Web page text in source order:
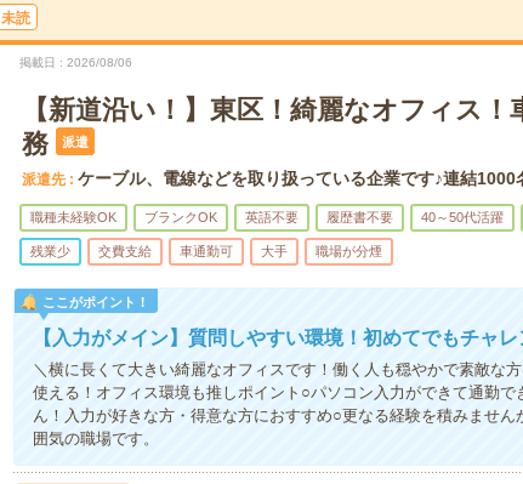
未読
掲載日 2026/08/06
【新道沿い！】東区！綺麗なオフィス
務
派遣
派遣先 ケーブル、電線などを取り扱っている企業です♪連結1000
職種未経験OK ブランクOK 英語不要 履歴書不要 40～50代活躍
残業少 交費支給 車通勤可 大手 職場が分煙
ここがポイント！
【入力がメイン】質問しやすい環境！初めてでもチャレ
＼横に長くて大きい綺麗なオフィスです！働く人も穏やかで素敵な
使える！オフィス環境も推しポイント○パソコン入力ができて通勤
ん！入力が好きな方・得意な方におすすめ○更なる経験を積みませ
囲気の職場です。